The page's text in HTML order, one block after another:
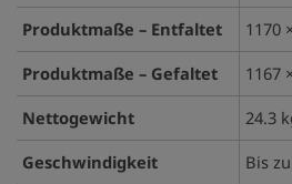
Produktmaße – Entfaltet
1170
Produktmaße – Gefaltet
1167
Nettogewicht
24.3
Geschwindigkeit
Bis